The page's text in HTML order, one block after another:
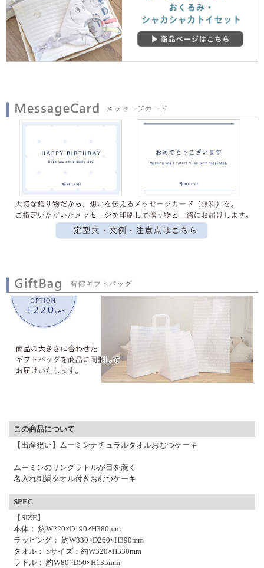
この商品について
【出産祝い】ムーミンナチュラルタオルおむつケーキ
ムーミンのリングラトルが目を惹く
名入れ刺繍タオル付きおむつケーキ
SPEC
【SIZE】
本体： 約W220×D190×H380mm
ラッピング： 約W330×D260×H390mm
タオル： Sサイズ：約W320×H330mm
ラトル： 約W80×D50×H135mm